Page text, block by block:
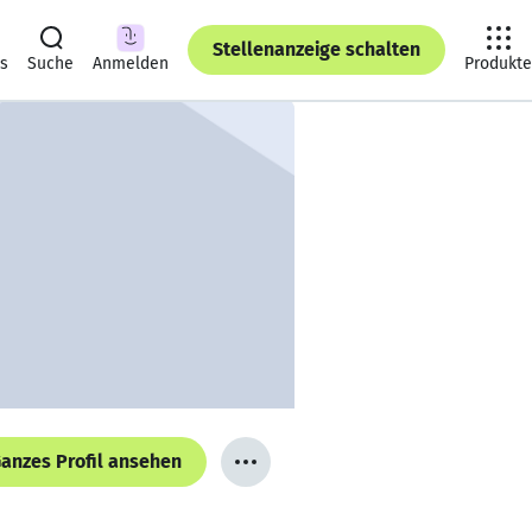
Suche Anmelden
Stellenanzeige schalten
Produkte
Profil ansehen